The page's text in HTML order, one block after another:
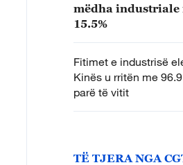
mëdha industriale
15.5%
Fitimet e industrisë
Kinës u rritën me
parë të vitit
TË TJERA NGA